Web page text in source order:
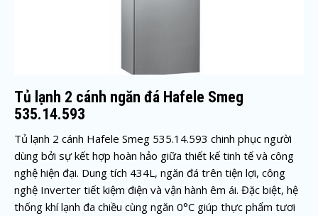
Tủ lạnh 2 cánh ngăn đá Hafele Smeg
535.14.593
Tủ lạnh 2 cánh Hafele Smeg 535.14.593 chinh phục người
dùng bởi sự kết hợp hoàn hảo giữa thiết kế tinh tế và công
nghệ hiện đại. Dung tích 434L, ngăn đá trên tiện lợi, công
nghệ Inverter tiết kiệm điện và vận hành êm ái. Đặc biệt, hệ
thống khí lạnh đa chiều cùng ngăn 0°C giúp thực phẩm tươi